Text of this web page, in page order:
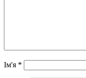
Ім'я *